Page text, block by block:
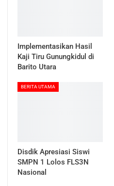
Implementasikan Hasil
Kaji Tiru Gunungkidul di
Barito Utara
BERITA UTAMA
Disdik Apresiasi Siswi
SMPN 1 Lolos FLS3N
Nasional